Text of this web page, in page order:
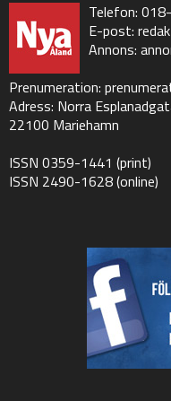
Telefon:
E-post:
Annons:
Prenumeration:
Adress: Norra
22100 Mariehamn
ISSN 0359-1441 (print)
ISSN 2490-1628 (online)